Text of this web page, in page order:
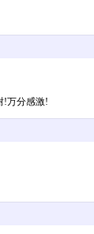
!万分感激!